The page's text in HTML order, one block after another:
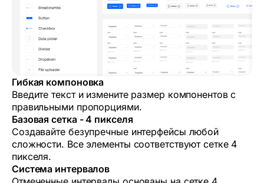
Гибкая компоновка
Введите текст и измените размер компонентов с
правильными пропорциями.
Базовая сетка - 4 пикселя
Создавайте безупречные интерфейсы любой
сложности. Все элементы соответствуют сетке 4
пикселя.
Система интервалов